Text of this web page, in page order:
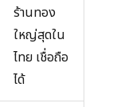
ร้านทอง
ใหญ่สุดใน
ไทย เชื่อถือ
ได้